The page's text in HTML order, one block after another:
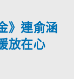
》連俞涵
放在心